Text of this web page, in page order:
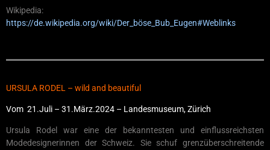
Wikipedia:
https://de.wikipedia.org/wiki/Der_böse_Bub_Eugen#Weblinks
URSULA RODEL – wild and beautiful
Vom 21.Juli – 31.März.2024 – Landesmuseum, Zürich
Ursula Rodel war eine der bekanntesten und einflussreichsten
Modedesignerinnen der Schweiz. Sie schuf grenzüberschreitende